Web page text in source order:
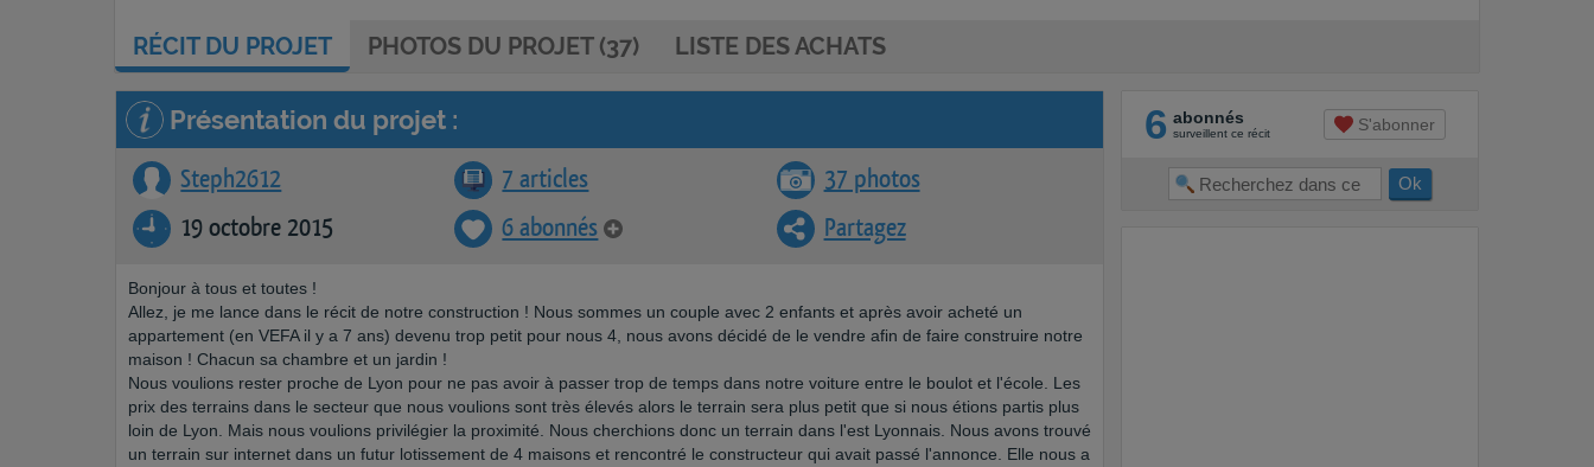
RÉCITDU PROJET PHOTOS DU PROJET (37) LISTE DES ACHATS
Présentation du projet :
Steph2612 7 articles
37 photos
19 octobre 2015
6 abonnés Partagez
Bonjour à tous et toutes !
Allez, je me lance dans le récit de notre construction ! Nous sommes un couple avec 2 enfants et après avoir acheté un
appartement (en VEFA il y a 7 ans) devenu trop petit pour nous 4, nous avons décidé de le vendre afin de faire construire notre
maison ! Chacun sa chambre et un jardin !
Nous voulions rester proche de Lyon pour ne pas avoir à passer trop de temps dans notre voiture entre le boulot et l'école. Les
prix des terrains dans le secteur que nous voulions sont très élevés alors le terrain sera plus petit que si nous étions partis plus
loin de Lyon. Mais nous voulions privilégier la proximité. Nous cherchions donc un terrain dans l'est Lyonnais. Nous avons trouvé
un terrain sur internet dans un futur lotissement de 4 maisons et rencontré le constructeur qui avait passé l'annonce. Elle nous a
6 abonnés
surveillent ce récit S'abonner